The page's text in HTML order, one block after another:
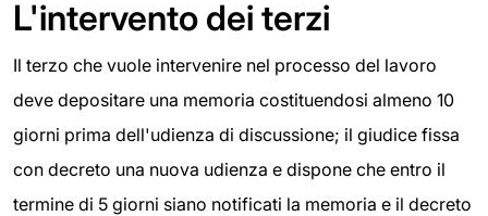
L'intervento dei terzi
Il terzo che vuole intervenire nel processo del lavoro
deve depositare una memoria costituendosi almeno 10
giorni prima dell'udienza di discussione; il giudice fissa
con decreto una nuova udienza e dispone che entro il
termine di 5 giorni siano notificati la memoria e il decreto